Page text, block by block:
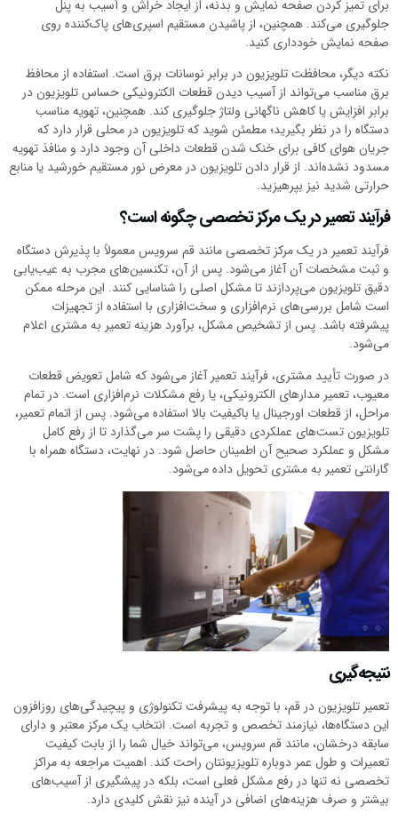
برای تمیز کردن صفحه نمایش و بدنه، از ایجاد خراش و آسیب به پنل
جلوگیری می‌کند. همچنین، از پاشیدن مستقیم اسپری‌های پاک‌کننده روی
صفحه نمایش خودداری کنید.
نکته دیگر، محافظت تلویزیون در برابر نوسانات برق است. استفاده از محافظ
برق مناسب می‌تواند از آسیب دیدن قطعات الکترونیکی حساس تلویزیون در
برابر افزایش یا کاهش ناگهانی ولتاژ جلوگیری کند. همچنین، تهویه مناسب
دستگاه را در نظر بگیرید؛ مطمئن شوید که تلویزیون در محلی قرار دارد که
جریان هوای کافی برای خنک شدن قطعات داخلی آن وجود دارد و منافذ تهویه
مسدود نشده‌اند. از قرار دادن تلویزیون در معرض نور مستقیم خورشید یا منابع
حرارتی شدید نیز بپرهیزید.
فرآیند تعمیر در یک مرکز تخصصی چگونه است؟
فرآیند تعمیر در یک مرکز تخصصی مانند قم سرویس معمولاً با پذیرش دستگاه
و ثبت مشخصات آن آغاز می‌شود. پس از آن، تکنسین‌های مجرب به عیب‌یابی
دقیق تلویزیون می‌پردازند تا مشکل اصلی را شناسایی کنند. این مرحله ممکن
است شامل بررسی‌های نرم‌افزاری و سخت‌افزاری با استفاده از تجهیزات
پیشرفته باشد. پس از تشخیص مشکل، برآورد هزینه تعمیر به مشتری اعلام
می‌شود.
در صورت تأیید مشتری، فرآیند تعمیر آغاز می‌شود که شامل تعویض قطعات
معیوب، تعمیر مدارهای الکترونیکی، یا رفع مشکلات نرم‌افزاری است. در تمام
مراحل، از قطعات اورجینال یا باکیفیت بالا استفاده می‌شود. پس از اتمام تعمیر،
تلویزیون تست‌های عملکردی دقیقی را پشت سر می‌گذارد تا از رفع کامل
مشکل و عملکرد صحیح آن اطمینان حاصل شود. در نهایت، دستگاه همراه با
گارانتی تعمیر به مشتری تحویل داده می‌شود.
نتیجه‌گیری
تعمیر تلویزیون در قم، با توجه به پیشرفت تکنولوژی و پیچیدگی‌های روزافزون
این دستگاه‌ها، نیازمند تخصص و تجربه است. انتخاب یک مرکز معتبر و دارای
سابقه درخشان، مانند قم سرویس، می‌تواند خیال شما را از بابت کیفیت
تعمیرات و طول عمر دوباره تلویزیونتان راحت کند. اهمیت مراجعه به مراکز
تخصصی نه تنها در رفع مشکل فعلی است، بلکه در پیشگیری از آسیب‌های
بیشتر و صرف هزینه‌های اضافی در آینده نیز نقش کلیدی دارد.